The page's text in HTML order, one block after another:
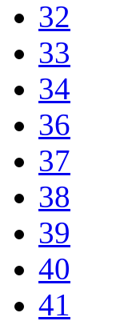
32
33
34
36
37
38
39
40
41